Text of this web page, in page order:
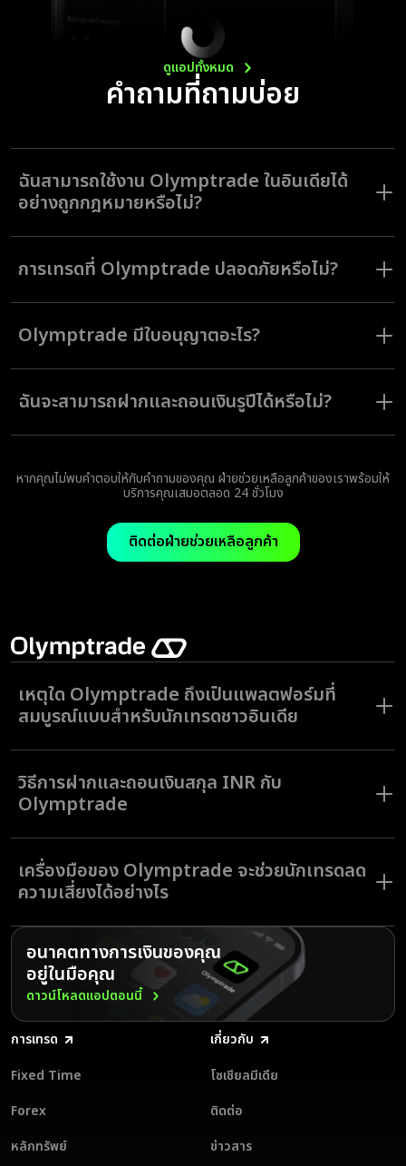
ดูแอปทั้งหมด
คำถามที่ถามบ่อย
ฉันสามารถใช้งาน Olymptrade ในอินเดียได้
อย่างถูกกฎหมายหรือไม่?
Olymptrade เป็นโบรกเกอร์ที่มีใบอนุญาตและควบคุมโดยคณะกรรมการ
บริการทางการเงินของวานูอาตู โบรกเกอร์มีเหตุอันชอบด้วยกฎหมายที่จะ
ดำเนินธุรกิจอย่างถูกต้องตามกฎหมายในรูปแบบของการเทรดที่แตกต่างกันไป
การเทรดที่ Olymptrade ปลอดภัยหรือไม่?
Olymptrade มอบเงื่อนไขการเทรดที่โปร่งใสและปกป้องผลประโยชน์ของนัก
เทรดไปพร้อม ๆ กัน ทั้งนี้ Olymptrade ยังได้รับการกำกับดูแลจากคณะ
กรรมาธิการการเงิน ซึ่งเป็นองค์กรกำกับดูแลอิสระระดับนานาชาติ โดยมีหน้าที่
ไกล่เกลี่ยข้อพิพาทระหว่างโบรกเกอร์และลูกค้า บริษัทที่จะสามารถเป็นสมาชิก
คณะกรรมาธิการการเงินได้จะต้องเป็นบริษัทที่คงมาตรฐานที่ปลอดภัยและ
นักเทรดของเรา
ได้รับการปกป้องโดยคณะกรรมาธิการการเงิน และประกับเงินฝากสูงสุดถึง
Olymptrade มีใบอนุญาตอะไร?
Olymptrade เป็นโบรกเกอร์ที่ได้รับความไว้วางใจ ซึ่งขณะนี้อยู่ภายใต้การ
กำกับดูแลโดยคณะกรรมการบริการทางการเงินแห่งมอริเชียส และคณะ
กรรมการบริการทางการเงินแห่งวานูอาตู คณะกรรมการบริการด้านการเงิน
มอริเชียสเป็นหนึ่งในองค์กรนานาชาติแห่งคณะกรรมการกำกับหลักทรัพย์
หมายความว่า Olymptrade ดำเนินการโดยสอดคล้องกับมาตรฐานข้อบังคับ
ฉันจะสามารถฝากและถอนเงินรูปีได้หรือไม่?
แน่นอน คุณสามารถฝากและถอนเงินรูปีผ่านช่องทางที่เป็นที่รู้จักกันดี เช่น UPI
หากคุณไม่พบคำตอบให้กับคำถามของคุณ ฝ่ายช่วยเหลือลูกค้าของเราพร้อมให้
บริการคุณเสมอตลอด 24 ชั่วโมง
ติดต่อฝ่ายช่วยเหลือลูกค้า
เหตุใด Olymptrade ถึงเป็นแพลตฟอร์มที่
สมบูรณ์แบบสำหรับนักเทรดชาวอินเดีย
Olymptrade ช่วยให้การเทรดเป็นเรื่องที่ทำได้สะดวกสำหรับผู้ใช้ชาวอินเดีย
ด้วยแพลตฟอร์มที่มีความเรียบง่าย ตัวเลือกการชำระเงินท้องถิ่น เช่น UPI
และบริการช่วยเหลือลูกค้าที่ให้บริการทุกวันตลอด 24 ชั่วโมงในภาษาของคุณ
ด้วยประสบการณ์ที่ยาวนานกว่าสิบปี และผู้ใช้จากทั่วโลกกว่า 100 ล้านราย เรา
ได้สร้างชื่อเสียงด้านความน่าไว้วางใจและความโปร่งใส ไม่ว่าคุณจะเพิ่งเริ่มต้น
ประโยชน์ เช่น บัญชีทดลองไร้ความเสี่ยง Stop Loss และนักวิเคราะห์การ
เทรดเพื่อช่วยให้คุณเทรดได้อย่างมั่นใจมากยิ่งขึ้น
วิธีการฝากและถอนเงินสกุล INR กับ
Olymptrade
การฝากและถอนเงินรูปีอินเดียที่ Olymptrade นั้นทำได้รวดเร็วและง่ายดาย
Olymptrade รองรับตัวเลือกการชำระเงินท้องถิ่น เช่น UPI Neteller และ
Skrill เพื่อให้มั่นใจในธุรกรรมที่ปลอดภัยและสะดวกสบาย เพียงแค่เลือกช่อง
ทางที่คุณสะดวก กรอกจำนวนเงิน และทำธุรกรรมให้สมบูรณ์ภายในไม่กี่คลิก
อีกทั้ง ทางแพลตฟอร์มยังให้ฝากและถอนเงินได้โดยไม่มีค่าธรรมเนียม เพื่อที่
ธรรมเนียมพิเศษใด ๆ
เครื่องมือของ Olymptrade จะช่วยนักเทรดลด
ความเสี่ยงได้อย่างไร
Olymptrade ให้บริการเครื่องมือต่าง ๆ แก่นักเทรดเพื่อลดความเสี่ยงและ
เพิ่มศักยภาพการเทรด คุณสมบัติต่าง ๆ เช่น บัญชีทดลองแบบไร้ความเสี่ยง
Stop Loss/Take Profit และการป้องกันยอดเงินคงเหลือติดลบ จะช่วยให้
คุณสามารถควบคุมคำสั่งเทรดได้อย่างมั่นใจ นอกจากนี้ นักวิเคราะห์การเทรด
ของ Olymptrade ยังส่งมอบข้อมูลเชิงลึกด้านศักยภาพการเทรดแบบ
ละเอียด ซึ่งช่วยให้คุณสามารถประเมินกลยุทธ์และตัดสินใจอย่างมีข้อมูลรองรับ
ได้ เครื่องมือเหล่านี้ช่วยเสริมพลังให้นักเทรดได้พัฒนาทักษะไปพร้อม ๆ กับ
จัดการความเสี่ยง ทำให้ Olymptrade เป็นตัวเลือกที่ยอดเยี่ยมสำหรับทั้งนัก
เทรดที่เพิ่งเริ่มต้นและนักเทรดมืออาชีพ
อนาคตทางการเงินของคุณ
อยู่ในมือคุณ
ดาวน์โหลดแอปตอนนี้
การเทรด
Fixed Time
Forex
หลักทรัพย์
เกี่ยวกับ
โซเชียลมีเดีย
ติดต่อ
ข่าวสาร